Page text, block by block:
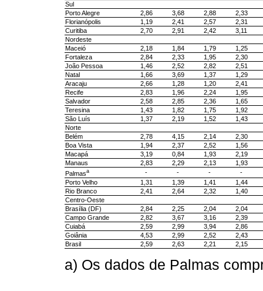
Sul
Porto Alegre
2,86 3,68 2,88
2,33
Florianópolis
1,19 2,41 2,57
2,31
Curitiba
2,70 2,91 2,42
3,11
Nordeste
Maceió
2,18 1,84 1,79
1,25
Fortaleza
2,84 2,33 1,95
2,30
João Pessoa
1,46 2,52 2,82
2,51
Natal
1,66 3,69 1,37
1,29
Aracaju
2,66 1,28 1,20
2,41
Recife
2,83 1,96 2,24
1,95
Salvador
2,58 2,85 2,36
1,65
Teresina
1,43 1,82 1,75
1,92
São Luís
1,37 2,19 1,52
1,43
Norte
Belém
2,78 4,15 2,14
2,30
Boa Vista
1,94 2,37 2,52
1,56
Macapá
3,19 0,84 1,93
2,19
Manaus
2,83 2,29 2,13
1,93
Palmasa - - -
-
Porto Velho
1,31 1,39 1,41
1,44
Rio Branco
2,41 2,64 2,32
1,40
Centro-Oeste
Brasília (DF)
2,84 2,25 2,04
2,04
Campo Grande
2,82 3,67 3,16
2,39
Cuiabá
2,59 2,99 3,94
2,86
Goiânia
4,53 2,99 2,52
2,43
Brasil
2,59 2,63 2,21 2,15
a) Os dados de Palmas